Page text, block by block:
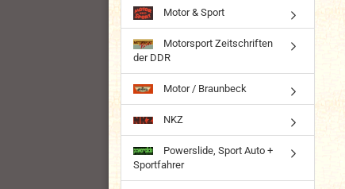
Motor & Sport
Motorsport Zeitschriften
der DDR
Motor / Braunbeck
NKZ
Powerslide, Sport Auto +
Sportfahrer